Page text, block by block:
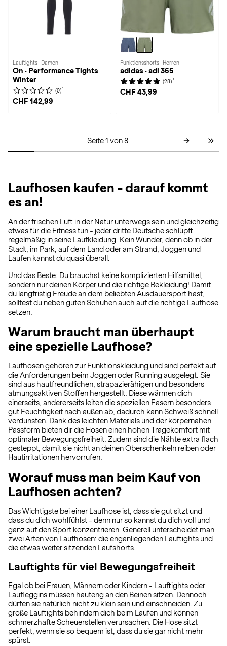
Lauftights · Damen
On · Performance Tights
Winter
(0) 1
CHF 142,99
Funktionsshorts · Herren
adidas · adi 365
(28) 1
CHF 43,99
Seite 1 von 8
Laufhosen kaufen - darauf kommt
es an!
An der frischen Luft in der Natur unterwegs sein und gleichzeitig
etwas für die Fitness tun - jeder dritte Deutsche schlüpft
regelmäßig in seine Laufkleidung. Kein Wunder, denn ob in der
Stadt, im Park, auf dem Land oder am Strand, Joggen und
Laufen kannst du quasi überall.
Und das Beste: Du brauchst keine komplizierten Hilfsmittel,
sondern nur deinen Körper und die richtige Bekleidung! Damit
du langfristig Freude an dem beliebten Ausdauersport hast,
solltest du neben guten Schuhen auch auf die richtige Laufhose
setzen.
Warum braucht man überhaupt
eine spezielle Laufhose?
Laufhosen gehören zur Funktionskleidung und sind perfekt auf
die Anforderungen beim Joggen oder Running ausgelegt. Sie
sind aus hautfreundlichen, strapazierähigen und besonders
atmungsaktiven Stoffen hergestellt: Diese wärmen dich
einerseits, andererseits leiten die speziellen Fasern besonders
gut Feuchtigkeit nach außen ab, dadurch kann Schweiß schnell
verdunsten. Dank des leichten Materials und der körpernahen
Passform bieten dir die Hosen einen hohen Tragekomfort mit
optimaler Bewegungsfreiheit. Zudem sind die Nähte extra flach
gesteppt, damit sie nicht an deinen Oberschenkeln reiben oder
Hautirritationen hervorrufen.
Worauf muss man beim Kauf von
Laufhosen achten?
Das Wichtigste bei einer Laufhose ist, dass sie gut sitzt und
dass du dich wohlfühlst - denn nur so kannst du dich voll und
ganz auf den Sport konzentrieren. Generell unterscheidet man
zwei Arten von Laufhosen: die enganliegenden Lauftights und
die etwas weiter sitzenden Laufshorts.
Lauftights für viel Bewegungsfreiheit
Egal ob bei Frauen, Männern oder Kindern - Lauftights oder
Laufleggins müssen hauteng an den Beinen sitzen. Dennoch
dürfen sie natürlich nicht zu klein sein und einschneiden. Zu
große Lauftights behindern dich beim Laufen und können
schmerzhafte Scheuerstellen verursachen. Die Hose sitzt
perfekt, wenn sie so bequem ist, dass du sie gar nicht mehr
spürst.